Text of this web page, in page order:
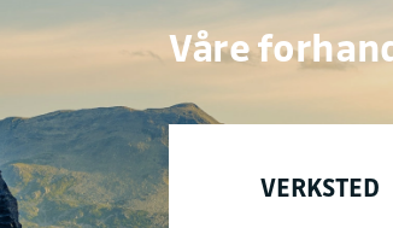
Våre
VERKSTED